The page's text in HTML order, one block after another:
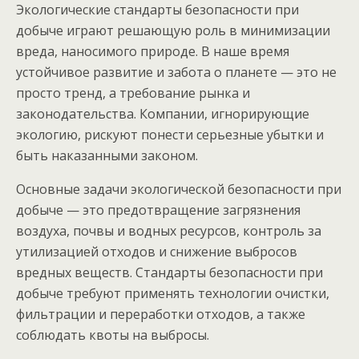
Экологические стандарты безопасности при
добыче играют решающую роль в минимизации
вреда, наносимого природе. В наше время
устойчивое развитие и забота о планете — это не
просто тренд, а требование рынка и
законодательства. Компании, игнорирующие
экологию, рискуют понести серьезные убытки и
быть наказанными законом.
Основные задачи экологической безопасности при
добыче — это предотвращение загрязнения
воздуха, почвы и водных ресурсов, контроль за
утилизацией отходов и снижение выбросов
вредных веществ. Стандарты безопасности при
добыче требуют применять технологии очистки,
фильтрации и переработки отходов, а также
соблюдать квоты на выбросы.